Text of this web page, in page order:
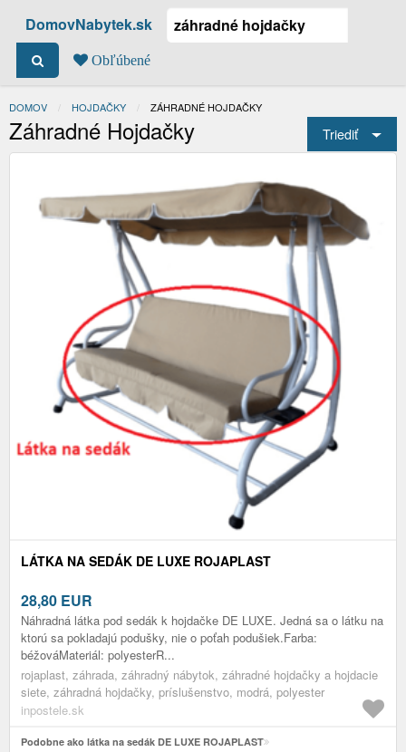
DomovNabytek.sk
Obľúbené
DOMOV HOJDAČKY ACTUAL:
ZÁHRADNÉ HOJDAČKY
Záhradné Hojdačky Triediť
LÁTKA NA SEDÁK DE LUXE ROJAPLAST
28,80 EUR
Náhradná látka pod sedák k hojdačke DE LUXE. Jedná sa o látku na
ktorú sa pokladajú podušky, nie o poťah podušiek.Farba:
béžováMateriál: polyesterR...
rojaplast, záhrada, záhradný nábytok, záhradné hojdačky a hojdacie
siete, záhradná hojdačky, príslušenstvo, modrá, polyester
inpostele.sk
Podobne ako látka na sedák DE LUXE ROJAPLAST